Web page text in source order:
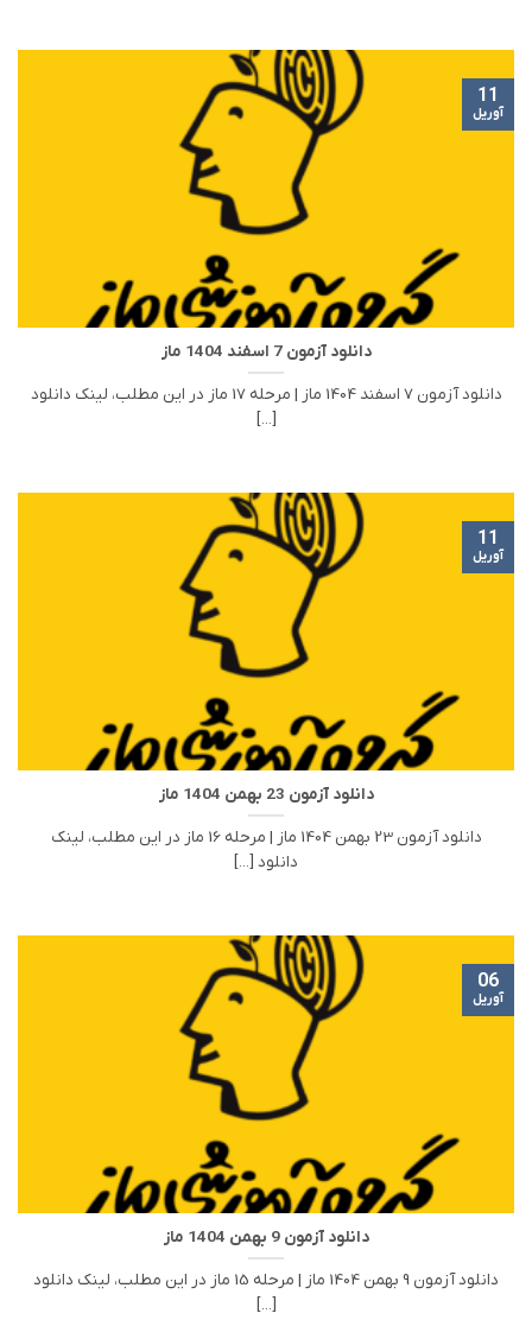
دانلود آزمون 7 اسفند 1404 ماز
دانلود آزمون 7 اسفند 1404 ماز | مرحله 17 ماز در این مطلب، لینک دانلود
[...]
11
آوریل
دانلود آزمون 23 بهمن 1404 ماز
دانلود آزمون 23 بهمن 1404 ماز | مرحله 16 ماز در این مطلب، لینک
دانلود [...]
11
آوریل
دانلود آزمون 9 بهمن 1404 ماز
دانلود آزمون 9 بهمن 1404 ماز | مرحله 15 ماز در این مطلب، لینک دانلود
[...]
06
آوریل